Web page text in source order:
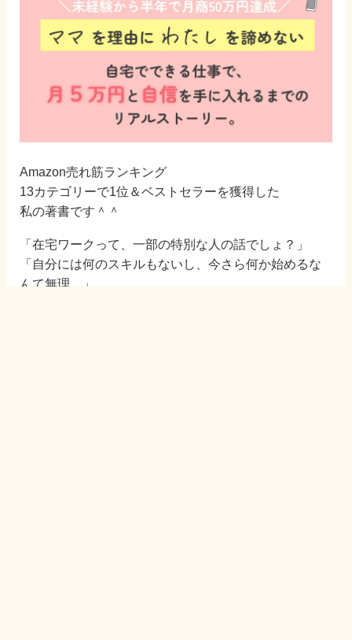
Amazon売れ筋ランキング
13カテゴリーで1位＆ベストセラーを獲得した
私の著書です＾＾
「在宅ワークって、一部の特別な人の話でしょ？」
「自分には何のスキルもないし、今さら何か始めるな
んて無理…」